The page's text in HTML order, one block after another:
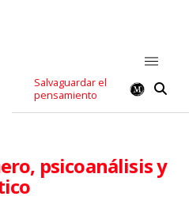
Salvaguardar el
pensamiento
psicoanálisis y